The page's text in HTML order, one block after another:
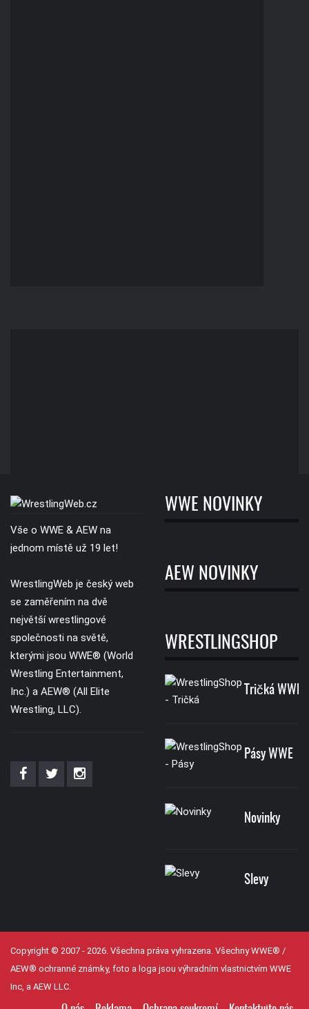
Vše o WWE & AEW na
jednom místě už 19 let!
WrestlingWeb je český web
se zaměřením na dvě
největší wrestlingové
společnosti na světě,
kterými jsou WWE® (World
Wrestling Entertainment,
Inc.) a AEW® (All Elite
Wrestling, LLC).
WWE NOVINKY
AEW NOVINKY
WRESTLINGSHOP
Tričká WWE
Pásy WWE
Novinky
Slevy
Copyright © 2007 - 2026. Všechna práva vyhrazena. Všechny WWE® /
AEW® ochranné známky, foto a loga jsou výhradním vlastnictvím WWE
Inc, a AEW LLC.